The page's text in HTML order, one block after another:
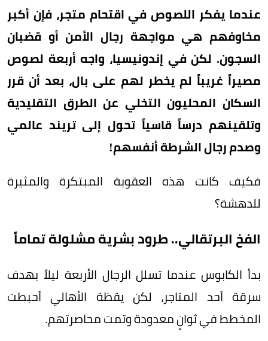
عندما يفكر اللصوص في اقتحام متجر، فإن أكبر
مخاوفهم هي مواجهة رجال الأمن أو قضبان
السجون. لكن في إندونيسيا، واجه أربعة لصوص
مصيراً غريباً لم يخطر لهم على بال، بعد أن قرر
السكان المحليون التخلي عن الطرق التقليدية
وتلقينهم درساً قاسياً تحول إلى تريند عالمي
وصدم رجال الشرطة أنفسهم!
فكيف كانت هذه العقوبة المبتكرة والمثيرة
للدهشة؟
الفخ البرتقالي.. طرود بشرية مشلولة تماماً
بدأ الكابوس عندما تسلل الرجال الأربعة ليلاً بهدف
سرقة أحد المتاجر، لكن يقظة الأهالي أحبطت
المخطط في ثوانٍ معدودة وتمت محاصرتهم.